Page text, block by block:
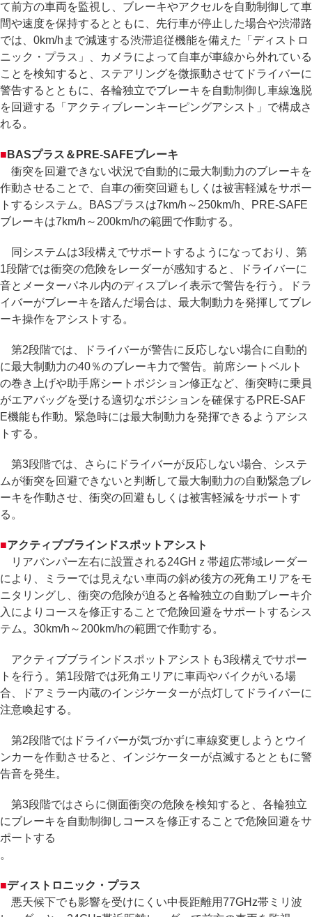
て前方の車両を監視し、ブレーキやアクセルを自動制御して車
間や速度を保持するとともに、先行車が停止した場合や渋滞路
では、0km/hまで減速する渋滞追従機能を備えた「ディストロ
ニック・プラス」、カメラによって自車が車線から外れている
ことを検知すると、ステアリングを微振動させてドライバーに
警告するとともに、各輪独立でブレーキを自動制御し車線逸脱
を回避する「アクティブレーンキーピングアシスト」で構成さ
れる。
■ BASプラス＆PRE-SAFEブレーキ
衝突を回避できない状況で自動的に最大制動力のブレーキを
作動させることで、自車の衝突回避もしくは被害軽減をサポー
トするシステム。BASプラスは7km/h～250km/h、PRE-SAFE
ブレーキは7km/h～200km/hの範囲で作動する。
同システムは3段構えでサポートするようになっており、第
1段階では衝突の危険をレーダーが感知すると、ドライバーに
音とメーターパネル内のディスプレイ表示で警告を行う。ドラ
イバーがブレーキを踏んだ場合は、最大制動力を発揮してブレ
ーキ操作をアシストする。
第2段階では、ドライバーが警告に反応しない場合に自動的
に最大制動力の40％のブレーキ力で警告。前席シートベルト
の巻き上げや助手席シートポジション修正など、衝突時に乗員
がエアバッグを受ける適切なポジションを確保するPRE-SAF
E機能も作動。緊急時には最大制動力を発揮できるようアシス
トする。
第3段階では、さらにドライバーが反応しない場合、システ
ムが衝突を回避できないと判断して最大制動力の自動緊急ブレ
ーキを作動させ、衝突の回避もしくは被害軽減をサポートす
る。
■アクティブブラインドスポットアシスト
リアバンパー左右に設置される24GHｚ帯超広帯域レーダー
により、ミラーでは見えない車両の斜め後方の死角エリアをモ
ニタリングし、衝突の危険が迫ると各輪独立の自動ブレーキ介
入によりコースを修正することで危険回避をサポートするシス
テム。30km/h～200km/hの範囲で作動する。
アクティブブラインドスポットアシストも3段構えでサポー
トを行う。第1段階では死角エリアに車両やバイクがいる場
合、ドアミラー内蔵のインジケーターが点灯してドライバーに
注意喚起する。
第2段階ではドライバーが気づかずに車線変更しようとウイ
ンカーを作動させると、インジケーターが点滅するとともに警
告音を発生。
第3段階ではさらに側面衝突の危険を検知すると、各輪独立
にブレーキを自動制御しコースを修正することで危険回避をサ
ポートする
。
■ディストロニック・プラス
悪天候下でも影響を受けにくい中長距離用77GHz帯ミリ波